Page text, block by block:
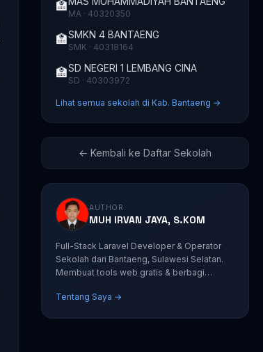
🏫
MA · 40320350
🏫SMKN 4 BANTAENG
SMK · 40318164
🏫SD NEGERI 1 LEMBANG CINA
SD · 40303972
Lihat semua sekolah di Kab. Bantaeng →
← Kembali ke Daftar Sekolah
AUTHOR
MUH IRVAN JAYA, S.KOM
Full-Stack Laravel Developer & Operator
Sekolah dari Bantaeng, Sulawesi Selatan.
Membuat tools web gratis & berbagi
Tentang Saya →